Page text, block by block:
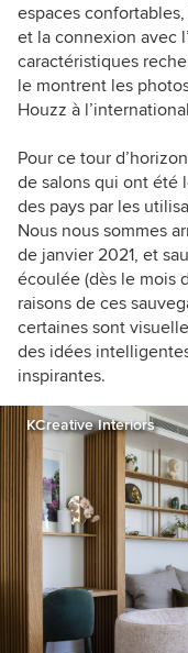
espaces
et la connexion avec
caractéristiques
le montrent les
Houzz à
Pour ce tour
de salons qui ont été
des pays par les
Nous nous sommes
de janvier 2021, et
écoulée (dès le mois
raisons de ces
certaines sont
des idées
inspirantes.
KCreative Interiors